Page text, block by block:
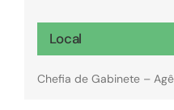
Local
Chefia de Gabinete –